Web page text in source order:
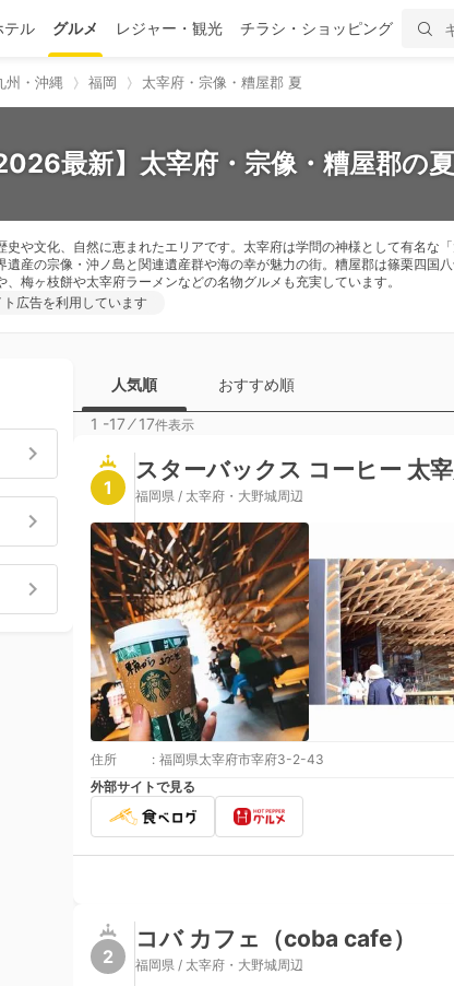
テル グルメ レジャー・観光 チラシ・ショッピング
州・沖縄 福岡 太宰府・宗像・糟屋郡 夏
2026最新】太宰府・宗像・糟屋郡の
史や文化、自然に恵まれたエリアです。太宰府は学問の神様として有名
遺産の宗像・沖ノ島と関連遺産群や海の幸が魅力の街。糟屋郡は篠栗四
梅ヶ枝餅や太宰府ラーメンなどの名物グルメも充実しています。
広告を利用しています
人気順 おすすめ順
1 -17⁄17件表示
1
スターバックス コーヒー 太
福岡県 / 太宰府・大野城周辺
住所 : 福岡県太宰府市宰府3-2-43
外部サイトで見る
2
コバ カフェ（coba cafe）
福岡県 / 太宰府・大野城周辺